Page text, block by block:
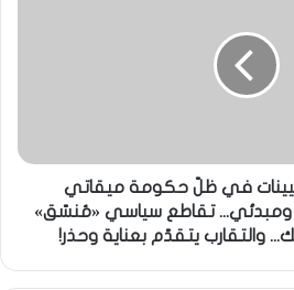
في ظلّ حكومة ميقاتي
ومبدئي... تقاطع سياسي «مُنسّق»
والتقارب يتقدّم بعناية وحذر!